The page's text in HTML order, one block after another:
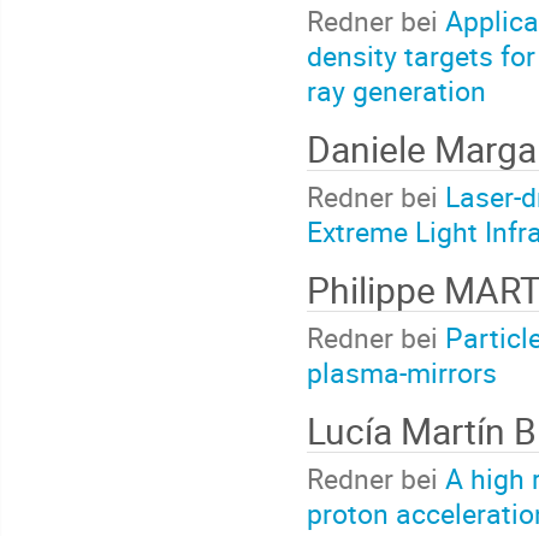
Redner bei
density targets
ray generation
Daniele
Redner bei Laser-
Extreme Light
Philippe
Redner bei
plasma-mirrors
Lucía Martín
Redner bei A high
proton